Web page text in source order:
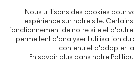
Nous utilisons des cookies pour
expérience sur notre site.
fonctionnement de notre site et
permettent d'analyser l'utilisation du
contenu et d'adapter
En savoir plus dans notre
La plus grande plateforme
modernes et